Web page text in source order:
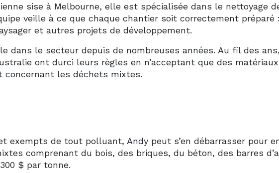
sise à Melbourne, elle est spécialisée dans le nettoyage
veille à ce que chaque chantier soit correctement
et autres projets de développement.
dans le secteur depuis de nombreuses années. Au fil des
ont durci leurs règles en n’acceptant que des
concernant les déchets mixtes.
exempts de tout polluant, Andy peut s’en débarrasser pour
comprenant du bois, des briques, du béton, des barres
$ par tonne.